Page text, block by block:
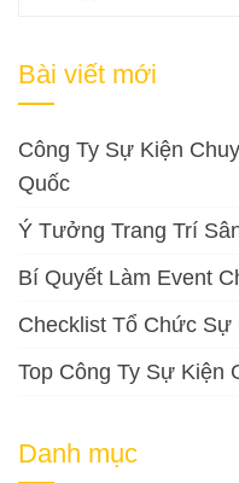
Bài viết mới
Công Ty Sự Kiện
Quốc
Ý Tưởng Trang Trí
Bí Quyết Làm Event
Checklist Tổ Chức Sự
Top Công Ty Sự Kiện
Danh mục